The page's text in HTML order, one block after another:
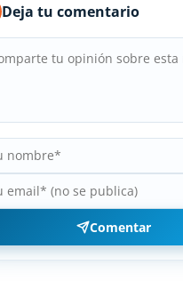
Deja tu comentario
Comentar